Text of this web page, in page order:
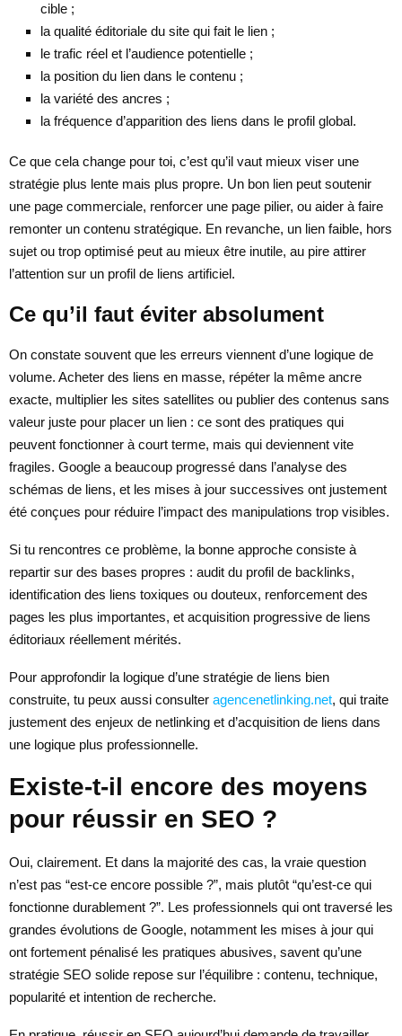
cible ;
la qualité éditoriale du site qui fait le lien ;
le trafic réel et l’audience potentielle ;
la position du lien dans le contenu ;
la variété des ancres ;
la fréquence d’apparition des liens dans le profil global.
Ce que cela change pour toi, c’est qu’il vaut mieux viser une
stratégie plus lente mais plus propre. Un bon lien peut soutenir
une page commerciale, renforcer une page pilier, ou aider à faire
remonter un contenu stratégique. En revanche, un lien faible, hors
sujet ou trop optimisé peut au mieux être inutile, au pire attirer
l’attention sur un profil de liens artificiel.
Ce qu’il faut éviter absolument
On constate souvent que les erreurs viennent d’une logique de
volume. Acheter des liens en masse, répéter la même ancre
exacte, multiplier les sites satellites ou publier des contenus sans
valeur juste pour placer un lien : ce sont des pratiques qui
peuvent fonctionner à court terme, mais qui deviennent vite
fragiles. Google a beaucoup progressé dans l’analyse des
schémas de liens, et les mises à jour successives ont justement
été conçues pour réduire l’impact des manipulations trop visibles.
Si tu rencontres ce problème, la bonne approche consiste à
repartir sur des bases propres : audit du profil de backlinks,
identification des liens toxiques ou douteux, renforcement des
pages les plus importantes, et acquisition progressive de liens
éditoriaux réellement mérités.
Pour approfondir la logique d’une stratégie de liens bien
construite, tu peux aussi consulter agencenetlinking.net, qui traite
justement des enjeux de netlinking et d’acquisition de liens dans
une logique plus professionnelle.
Existe-t-il encore des moyens
pour réussir en SEO ?
Oui, clairement. Et dans la majorité des cas, la vraie question
n’est pas “est-ce encore possible ?”, mais plutôt “qu’est-ce qui
fonctionne durablement ?”. Les professionnels qui ont traversé les
grandes évolutions de Google, notamment les mises à jour qui
ont fortement pénalisé les pratiques abusives, savent qu’une
stratégie SEO solide repose sur l’équilibre : contenu, technique,
popularité et intention de recherche.